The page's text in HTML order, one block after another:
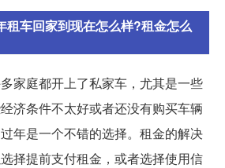
租车回家到现在怎么样?租金怎么
家庭都开上了私家车，尤其是一些
济条件不太好或者还没有购买车辆
年是一个不错的选择。租金的解决
择提前支付租金，或者选择使用信